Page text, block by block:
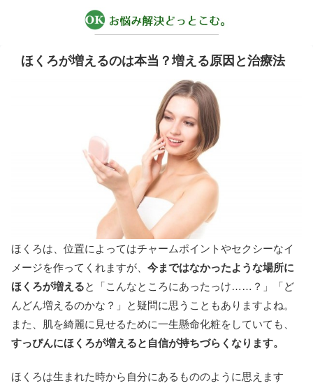
ほくろが増えるのは本当？増える原因と治療法
ほくろは、位置によってはチャームポイントやセクシーなイ
メージを作ってくれますが、 今まではなかったような場所に
ほくろが増えると「こんなところにあったっけ……？」「ど
んどん増えるのかな？」と疑問に思うこともありますよね。
また、肌を綺麗に見せるために一生懸命化粧をしていても、
すっぴんにほくろが増えると自信が持ちづらくなります。
ほくろは生まれた時から自分にあるもののように思えます